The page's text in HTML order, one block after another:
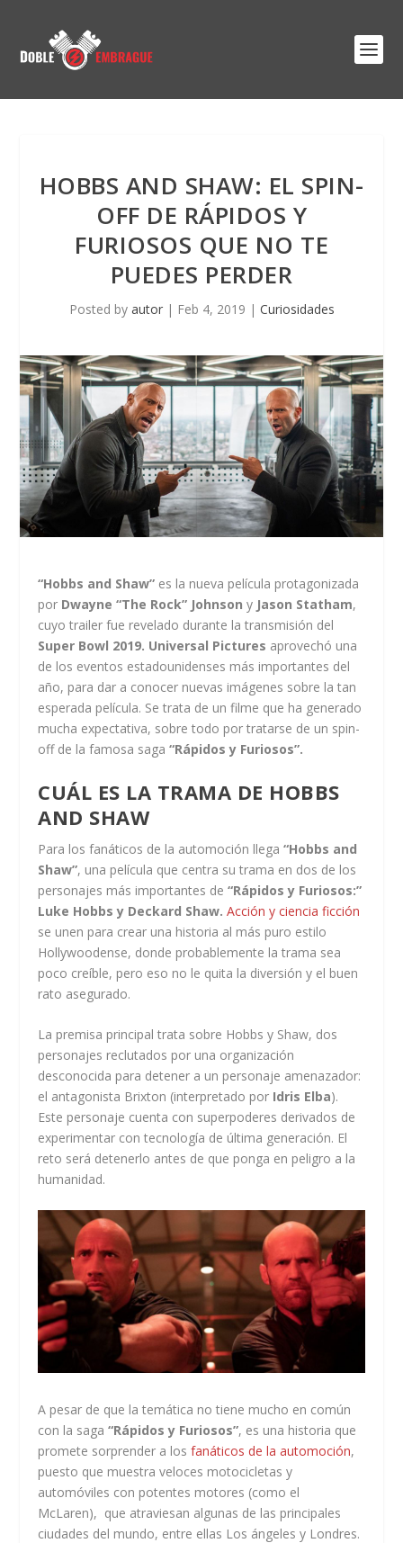
HOBBS AND SHAW: EL SPIN-
OFF DE RÁPIDOS Y
FURIOSOS QUE NO TE
PUEDES PERDER
Posted by autor| Feb 4, 2019 | Curiosidades
“Hobbs and Shaw” es la nueva película protagonizada
por Dwayne “The Rock” Johnson y Jason Statham,
cuyo trailer fue revelado durante la transmisión del
Super Bowl 2019. Universal Pictures aprovechó una
de los eventos estadounidenses más importantes del
año, para dar a conocer nuevas imágenes sobre la tan
esperada película. Se trata de un filme que ha generado
mucha expectativa, sobre todo por tratarse de un spin-
off de la famosa saga“Rápidos y Furiosos”.
CUÁL ES LA TRAMA DE HOBBS
AND SHAW
Para los fanáticos de la automoción llega“Hobbs and
Shaw”, una película que centra su trama en dos de los
personajes más importantes de“Rápidos y Furiosos:”
Luke Hobbs y Deckard Shaw. Acción y ciencia ficción
se unen para crear una historia al más puro estilo
Hollywoodense, donde probablemente la trama sea
poco creíble, pero eso no le quita la diversión y el buen
rato asegurado.
La premisa principal trata sobre Hobbs y Shaw, dos
personajes reclutados por una organización
desconocida para detener a un personaje amenazador:
el antagonista Brixton (interpretado por Idris Elba).
Este personaje cuenta con superpoderes derivados de
experimentar con tecnología de última generación. El
reto será detenerlo antes de que ponga en peligro a la
humanidad.
A pesar de que la temática no tiene mucho en común
con la saga“Rápidos y Furiosos”, es una historia que
promete sorprender a los fanáticos de la automoción,
puesto que muestra veloces motocicletas y
automóviles con potentes motores (como el
McLaren), que atraviesan algunas de las principales
ciudades del mundo, entre ellas Los ángeles y Londres.